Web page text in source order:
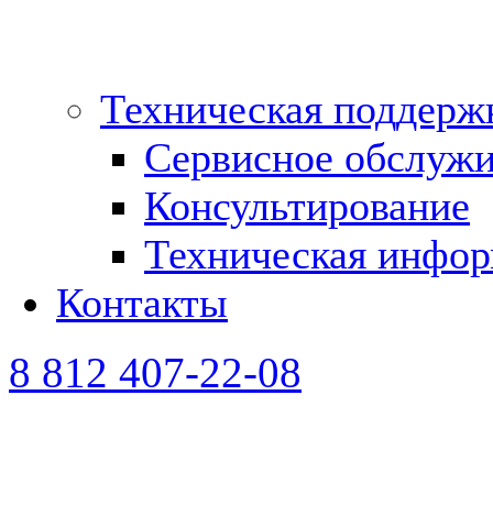
Техническая
Сервисное
Консультирование
Техническая
Контакты
8 812 407-22-08